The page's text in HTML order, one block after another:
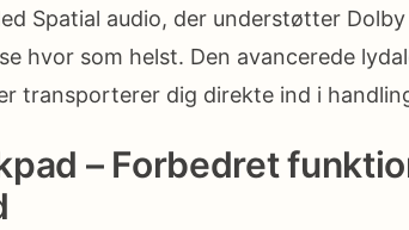
Spatial audio, der understøtter
hvor som helst. Den avancerede
transporterer dig direkte ind i
– Forbedret